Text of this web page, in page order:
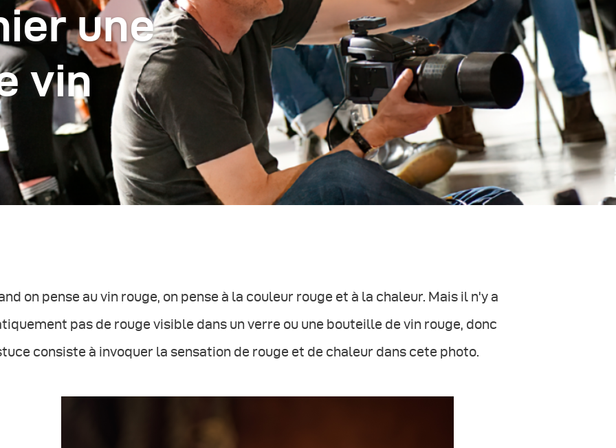
une
vin
on pense au vin rouge, on pense à la couleur rouge et à la chaleur. Mais il n'y a
pas de rouge visible dans un verre ou une bouteille de vin rouge, donc
consiste à invoquer la sensation de rouge et de chaleur dans cete photo.